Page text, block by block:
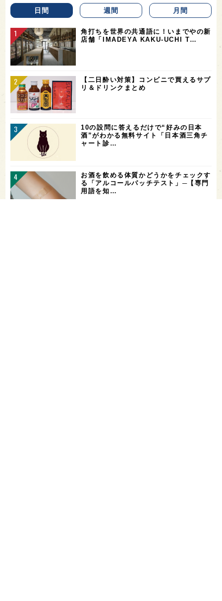
日間 週間 月間
角打ちを世界の共通語に！いまでやの新
店舗「IMADEYA KAKU-UCHI T…
【二日酔い対策】コンビニで買えるサプ
リ＆ドリンクまとめ
10の設問に答えるだけで“好みの日本
酒”がわかる無料サイト「日本酒三角チ
ャート診…
お酒を飲める体質かどうかをチェックす
る「アルコールパッチテスト」─【専門
用語を知…